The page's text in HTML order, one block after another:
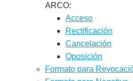
ARCO:
Acceso
Rectificación
Cancelación
Oposición
Formato para